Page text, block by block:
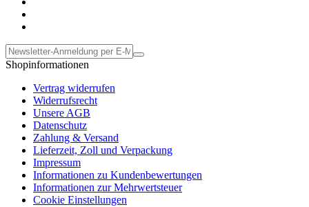
Shopinformationen
Vertrag widerrufen
Widerrufsrecht
Unsere AGB
Datenschutz
Zahlung & Versand
Lieferzeit, Zoll und Verpackung
Impressum
Informationen zu Kundenbewertungen
Informationen zur Mehrwertsteuer
Cookie Einstellungen